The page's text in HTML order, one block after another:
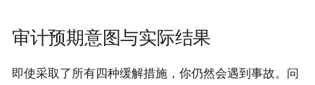
审计预期意图与实际结果
即使采取了所有四种缓解措施，你仍然会遇到事故。问